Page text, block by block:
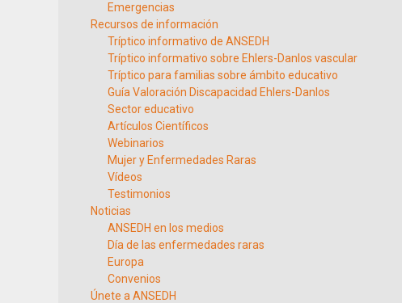
Emergencias
Recursos de información
Tríptico informativo de ANSEDH
Tríptico informativo sobre Ehlers-Danlos vascular
Tríptico para familias sobre ámbito educativo
Guía Valoración Discapacidad Ehlers-Danlos
Sector educativo
Artículos Científicos
Webinarios
Mujer y Enfermedades Raras
Vídeos
Testimonios
Noticias
ANSEDH en los medios
Día de las enfermedades raras
Europa
Convenios
Únete a ANSEDH